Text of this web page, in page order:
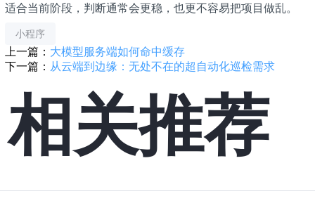
适合当前阶段，判断通常会更稳，也更不容易把项目做乱。
小程序
上一篇： 大模型服务端如何命中缓存
下一篇： 从云端到边缘：无处不在的超自动化巡检需求
相关推荐